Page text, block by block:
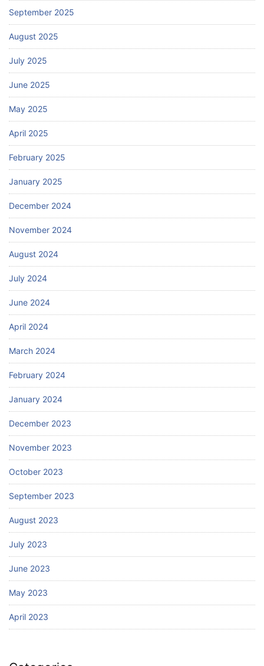
September 2025
August 2025
July 2025
June 2025
May 2025
April 2025
February 2025
January 2025
December 2024
November 2024
August 2024
July 2024
June 2024
April 2024
March 2024
February 2024
January 2024
December 2023
November 2023
October 2023
September 2023
August 2023
July 2023
June 2023
May 2023
April 2023